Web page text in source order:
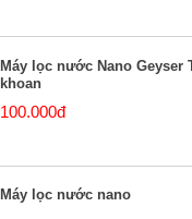
Máy lọc nước Nano Geyser
khoan
100.000đ
Máy lọc nước nano